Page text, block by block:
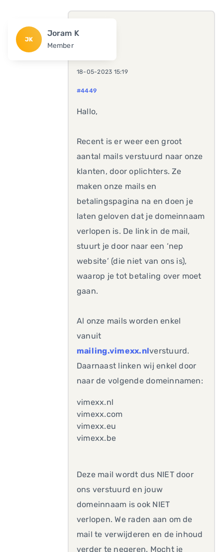
JK
Joram K
Member
18-05-2023 15:19
#4449
Hallo,
Recent is er weer een groot
aantal mails verstuurd naar onze
klanten, door oplichters. Ze
maken onze mails en
betalingspagina na en doen je
laten geloven dat je domeinnaam
verlopen is. De link in de mail,
stuurt je door naar een ‘nep
website’ (die niet van ons is),
waarop je tot betaling over moet
gaan.
Al onze mails worden enkel
vanuit
mailing.vimexx.nlverstuurd.
Daarnaast linken wij enkel door
naar de volgende domeinnamen:
vimexx.nl
vimexx.com
vimexx.eu
vimexx.be
Deze mail wordt dus NIET door
ons verstuurd en jouw
domeinnaam is ook NIET
verlopen. We raden aan om de
mail te verwijderen en de inhoud
verder te negeren. Mocht je